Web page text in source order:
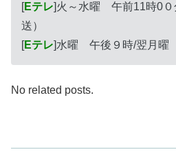
[Eテレ]火～水曜 午前11時0
送）
[Eテレ]水曜 午後９時/翌月曜
No related posts.